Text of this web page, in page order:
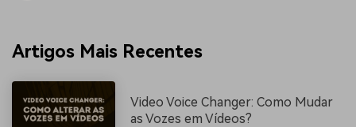
Artigos Mais Recentes
Video Voice Changer: Como Mudar
as Vozes em Vídeos?